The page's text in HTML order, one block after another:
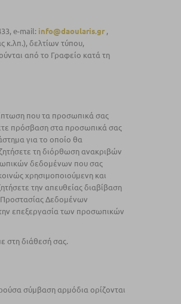
e-mail: info@daoularis.gr,
κ.λπ.), δελτίων τύπου,
από το Γραφείο κατά τη
που τα προσωπικά σας
πρόσβαση στα προσωπικά σας
για το οποίο θα
τη διόρθωση ανακριβών
δεδομένων που σας
χρησιμοποιούμενη και
την απευθείας διαβίβαση
Δεδομένων
επεξεργασία των προσωπικών
στη διάθεσή σας.
σύμβαση αρμόδια ορίζονται